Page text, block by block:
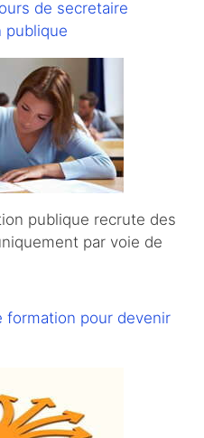
de secretaire
publique
publique recrute des
par voie de
pour devenir